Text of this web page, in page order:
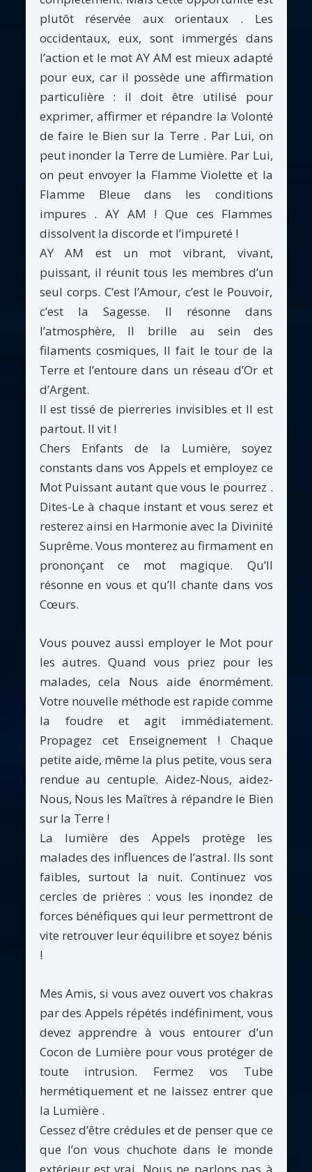
plutôt réservée aux orientaux . Les
occidentaux, eux, sont immergés dans
l’action et le mot AY AM est mieux adapté
pour eux, car il possède une affirmation
particulière : il doit être utilisé pour
exprimer, affirmer et répandre la Volonté
de faire le Bien sur la Terre . Par Lui, on
peut inonder la Terre de Lumière. Par Lui,
on peut envoyer la Flamme Violette et la
Flamme Bleue dans les conditions
impures . AY AM ! Que ces Flammes
dissolvent la discorde et l’impureté !
AY AM est un mot vibrant, vivant,
puissant, il réunit tous les membres d’un
seul corps. C’est l’Amour, c’est le Pouvoir,
c’est la Sagesse. Il résonne dans
l’atmosphère, Il brille au sein des
filaments cosmiques, Il fait le tour de la
Terre et l’entoure dans un réseau d’Or et
d’Argent.
Il est tissé de pierreries invisibles et Il est
partout. Il vit !
Chers Enfants de la Lumière, soyez
constants dans vos Appels et employez ce
Mot Puissant autant que vous le pourrez .
Dites-Le à chaque instant et vous serez et
resterez ainsi en Harmonie avec la Divinité
Suprême. Vous monterez au firmament en
prononçant ce mot magique. Qu’Il
résonne en vous et qu’Il chante dans vos
Cœurs.
Vous pouvez aussi employer le Mot pour
les autres. Quand vous priez pour les
malades, cela Nous aide énormément.
Votre nouvelle méthode est rapide comme
la foudre et agit immédiatement.
Propagez cet Enseignement ! Chaque
petite aide, même la plus petite, vous sera
rendue au centuple. Aidez-Nous, aidez-
Nous, Nous les Maîtres à répandre le Bien
sur la Terre !
La lumière des Appels protège les
malades des influences de l’astral. Ils sont
faibles, surtout la nuit. Continuez vos
cercles de prières : vous les inondez de
forces bénéfiques qui leur permettront de
vite retrouver leur équilibre et soyez bénis
!
Mes Amis, si vous avez ouvert vos chakras
par des Appels répétés indéfiniment, vous
devez apprendre à vous entourer d’un
Cocon de Lumière pour vous protéger de
toute intrusion. Fermez vos Tube
hermétiquement et ne laissez entrer que
la Lumière .
Cessez d’être crédules et de penser que ce
que l’on vous chuchote dans le monde